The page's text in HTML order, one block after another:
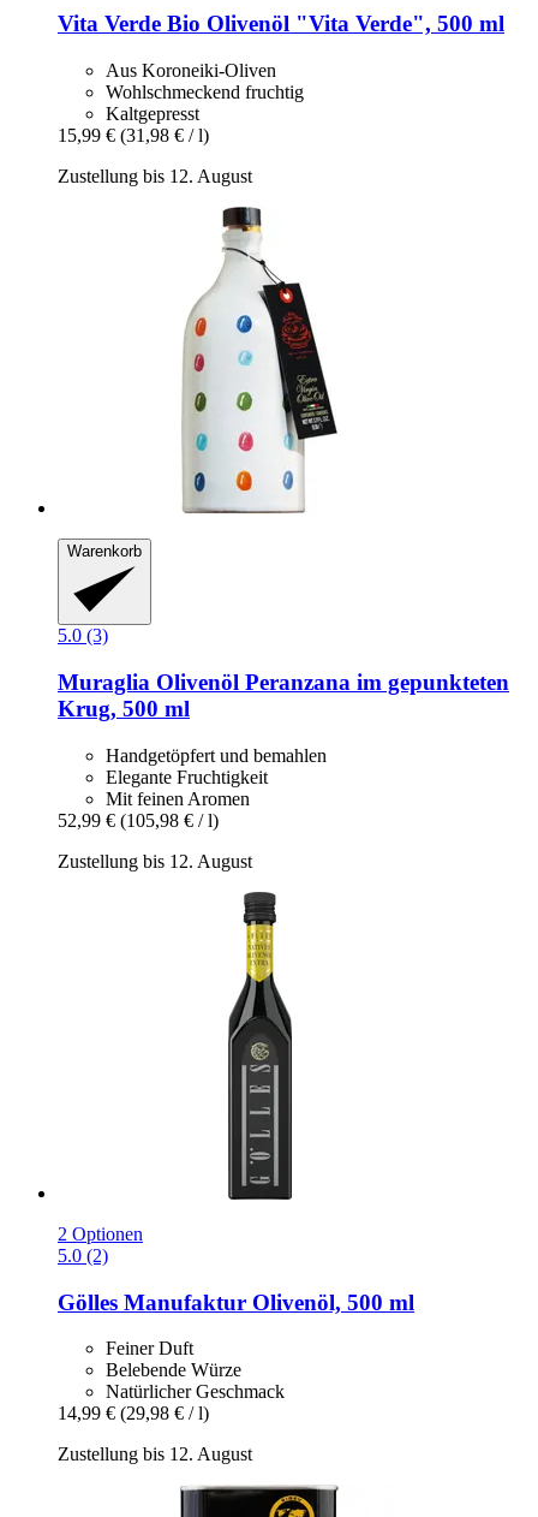
Vita Verde Bio Olivenöl "Vita Verde", 500 ml
Aus Koroneiki-Oliven
Wohlschmeckend fruchtig
Kaltgepresst
15,99 € (31,98 € / l)
Zustellung bis 12. August
Warenkorb
5.0 (3)
Muraglia Olivenöl Peranzana im gepunkteten
Krug, 500 ml
Handgetöpfert und bemahlen
Elegante Fruchtigkeit
Mit feinen Aromen
52,99 € (105,98 € / l)
Zustellung bis 12. August
2 Optionen
5.0 (2)
Gölles Manufaktur Olivenöl, 500 ml
Feiner Duft
Belebende Würze
Natürlicher Geschmack
14,99 € (29,98 € / l)
Zustellung bis 12. August